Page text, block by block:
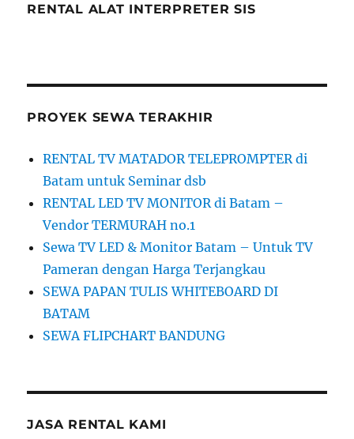
RENTAL ALAT INTERPRETER SIS
PROYEK SEWA TERAKHIR
RENTAL TV MATADOR TELEPROMPTER di
Batam untuk Seminar dsb
RENTAL LED TV MONITOR di Batam –
Vendor TERMURAH no.1
Sewa TV LED & Monitor Batam – Untuk TV
Pameran dengan Harga Terjangkau
SEWA PAPAN TULIS WHITEBOARD DI
BATAM
SEWA FLIPCHART BANDUNG
JASA RENTAL KAMI